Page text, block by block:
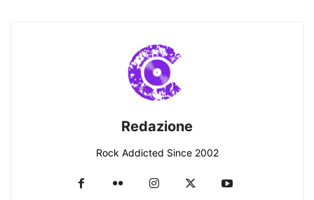
Redazione
Rock Addicted Since 2002